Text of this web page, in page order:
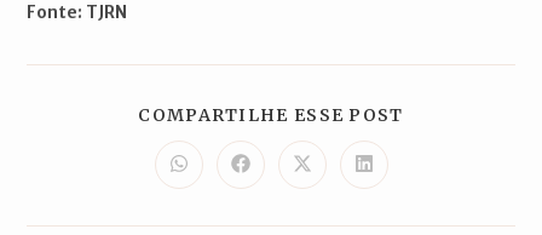
Fonte: TJRN
COMPARTILHE ESSE POST
Abre
em
nova
Abre
em
nova
Abre
em
nova
Abre
em
nova